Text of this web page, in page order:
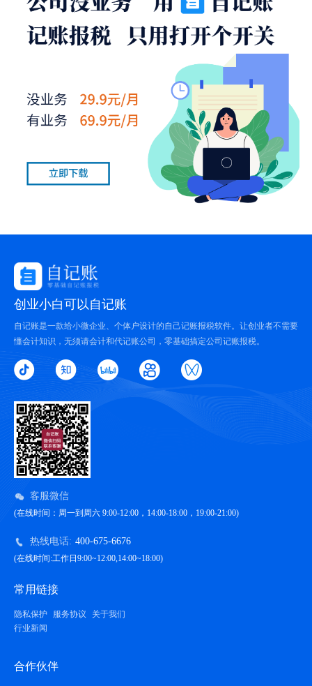
创业小白可以自记账
自记账是一款给小微企业、个体户设计的自己记账报税软件。让创业者不需要
懂会计知识，无须请会计和代记账公司，零基础搞定公司记账报税。
客服微信
(在线时间：周一到周六 9:00-12:00，14:00-18:00，19:00-21:00)
热线电话: 400-675-6676
(在线时间:工作日9:00~12:00,14:00~18:00)
常用链接
隐私保护 服务协议
关于我们
行业新闻
合作伙伴